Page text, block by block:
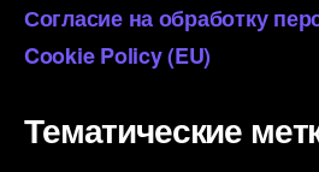
Согласие на обработку
Cookie Policy (EU)
Тематические